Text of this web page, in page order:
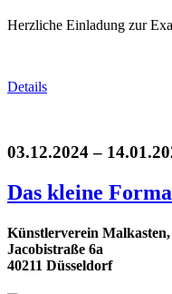
Herzliche Einladung zur
Details
03.12.2024 –
Das kleine
Künstlerverein
Jacobistraße 6a
40211 Düsseldorf